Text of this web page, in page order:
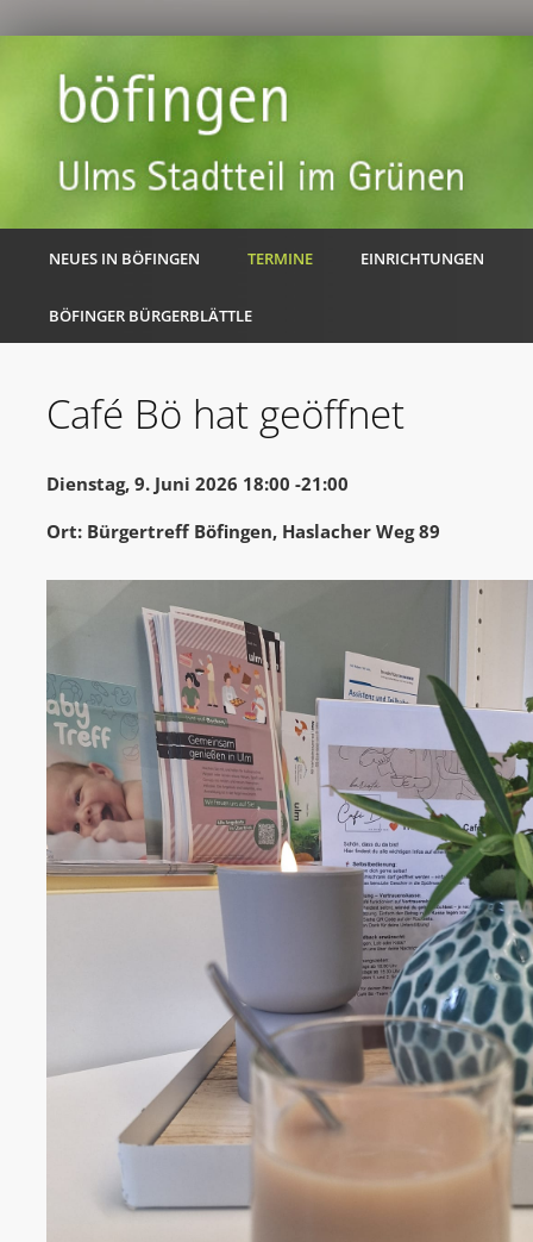
NEUES IN BÖFINGEN TERMINE EINRICHTUNGEN
BÖFINGER BÜRGERBLÄTTLE
Café Bö hat geöffnet
Dienstag, 9. Juni 2026 18:00 -21:00
Ort: Bürgertreff Böfingen, Haslacher Weg 89